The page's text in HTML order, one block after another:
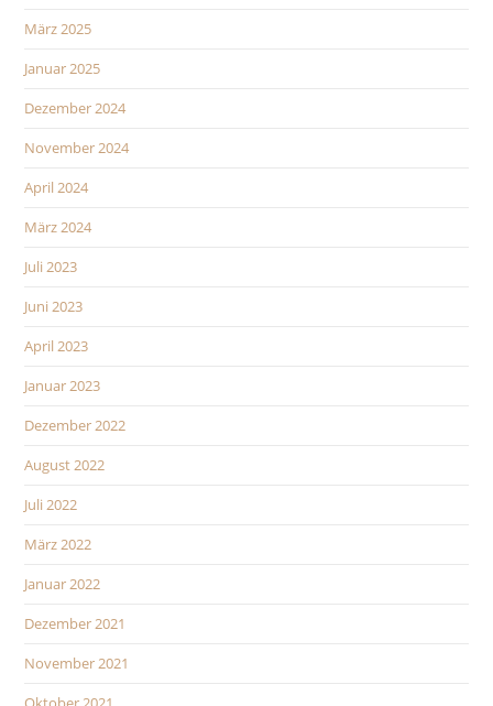
März 2025
Januar 2025
Dezember 2024
November 2024
April 2024
März 2024
Juli 2023
Juni 2023
April 2023
Januar 2023
Dezember 2022
August 2022
Juli 2022
März 2022
Januar 2022
Dezember 2021
November 2021